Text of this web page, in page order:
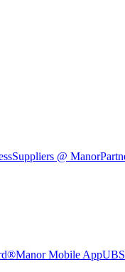
Suppliers @ Manor
Manor Mobile App